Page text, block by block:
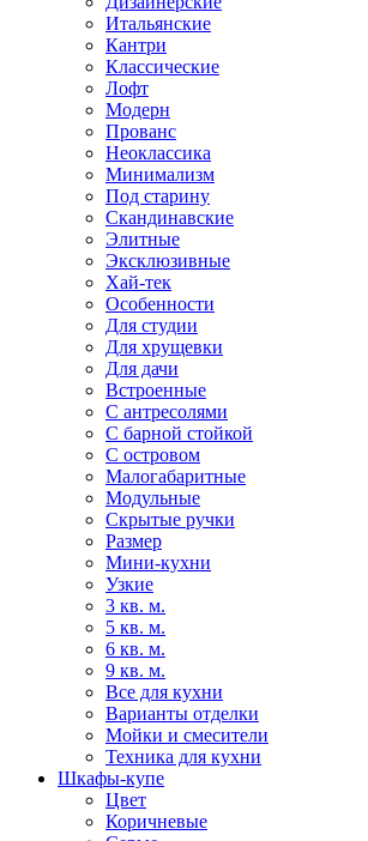
Итальянские
Кантри
Классические
Лофт
Модерн
Прованс
Неоклассика
Минимализм
Под старину
Скандинавские
Элитные
Эксклюзивные
Хай-тек
Особенности
Для студии
Для хрущевки
Для дачи
Встроенные
С антресолями
С барной стойкой
С островом
Малогабаритные
Модульные
Скрытые ручки
Размер
Мини-кухни
Узкие
3 кв. м.
5 кв. м.
6 кв. м.
9 кв. м.
Все для кухни
Варианты отделки
Мойки и смесители
Техника для кухни
Шкафы-купе
Цвет
Коричневые